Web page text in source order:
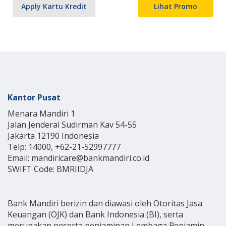
Apply Kartu Kredit Lihat Promo
Kantor Pusat
Menara Mandiri 1
Jalan Jenderal Sudirman Kav 54-55
Jakarta 12190 Indonesia
Telp: 14000, +62-21-52997777
Email: mandiricare@bankmandiri.co.id
SWIFT Code: BMRIIDJA
Bank Mandiri berizin dan diawasi oleh Otoritas Jasa
Keuangan (OJK) dan Bank Indonesia (BI), serta